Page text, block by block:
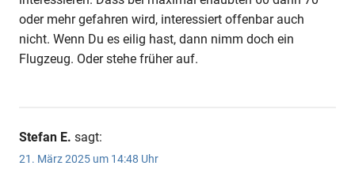
oder mehr gefahren wird, interessiert offenbar auch
nicht. Wenn Du es eilig hast, dann nimm doch ein
Flugzeug. Oder stehe früher auf.
Stefan E. sagt:
21. März 2025 um 14:48 Uhr